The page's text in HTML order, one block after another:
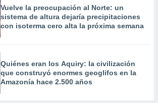
Vuelve la preocupación al Norte: un
sistema de altura dejaría precipitaciones
con isoterma cero alta la próxima semana
Quiénes eran los Aquiry: la civilización
que construyó enormes geoglifos en la
Amazonía hace 2.500 años